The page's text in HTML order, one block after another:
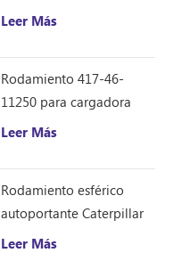
repuestos para
Leer Más
Rodamiento 417-46-
11250 para cargadora
Komatsu WA150-6
Leer Más
Rodamiento esférico
autoportante Caterpillar
1401185
Leer Más